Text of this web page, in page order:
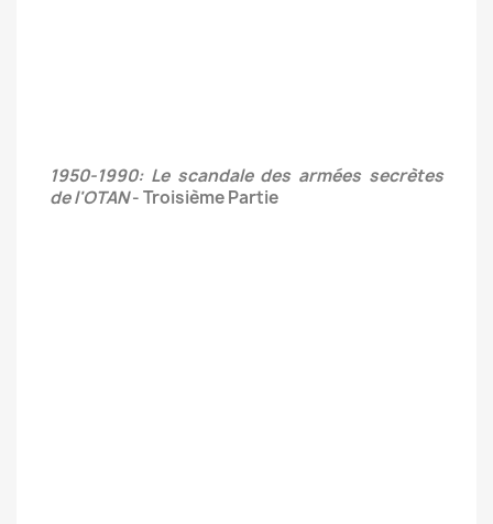
1950-1990: Le scandale des armées secrètes
de l'OTAN- Troisième Partie